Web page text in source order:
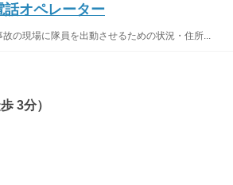
話オペレーター
の現場に隊員を出動させるための状況・住所...
3分）